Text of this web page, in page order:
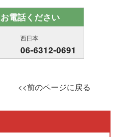
電話ください
西日本
06-6312-0691
<<前のページに戻る